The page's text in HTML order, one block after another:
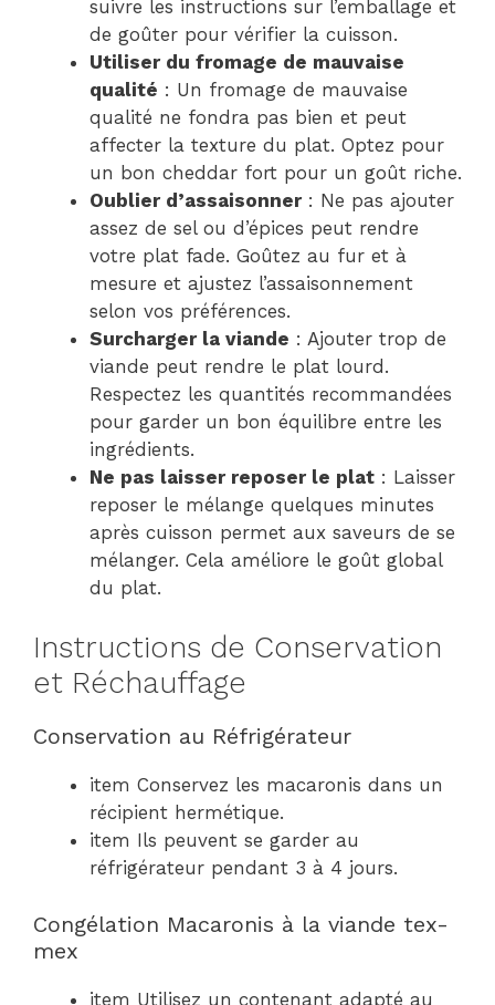
suivre les instructions sur l’emballage et
de goûter pour vérifier la cuisson.
Utiliser du fromage de mauvaise
qualité : Un fromage de mauvaise
qualité ne fondra pas bien et peut
affecter la texture du plat. Optez pour
un bon cheddar fort pour un goût riche.
Oublier d’assaisonner: Ne pas ajouter
assez de sel ou d’épices peut rendre
votre plat fade. Goûtez au fur et à
mesure et ajustez l’assaisonnement
selon vos préférences.
Surcharger la viande : Ajouter trop de
viande peut rendre le plat lourd.
Respectez les quantités recommandées
pour garder un bon équilibre entre les
ingrédients.
Ne pas laisser reposer le plat : Laisser
reposer le mélange quelques minutes
après cuisson permet aux saveurs de se
mélanger. Cela améliore le goût global
du plat.
Instructions de Conservation
et Réchauffage
Conservation au Réfrigérateur
item Conservez les macaronis dans un
récipient hermétique.
item Ils peuvent se garder au
réfrigérateur pendant 3 à 4 jours.
Congélation Macaronis à la viande tex-
mex
item Utilisez un contenant adapté au